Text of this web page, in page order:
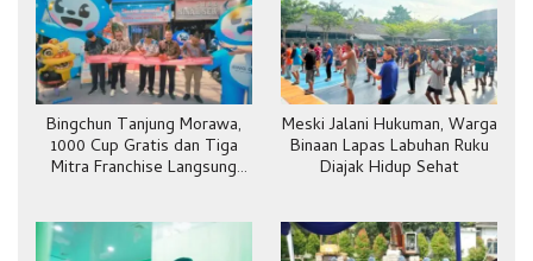
Bingchun Tanjung Morawa,
1000 Cup Gratis dan Tiga
Mitra Franchise Langsung
Meski Jalani Hukuman, Warga
Binaan Lapas Labuhan Ruku
Diajak Hidup Sehat